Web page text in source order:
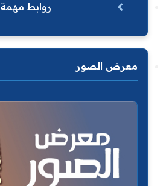
روابط مهمة
معرض الصور